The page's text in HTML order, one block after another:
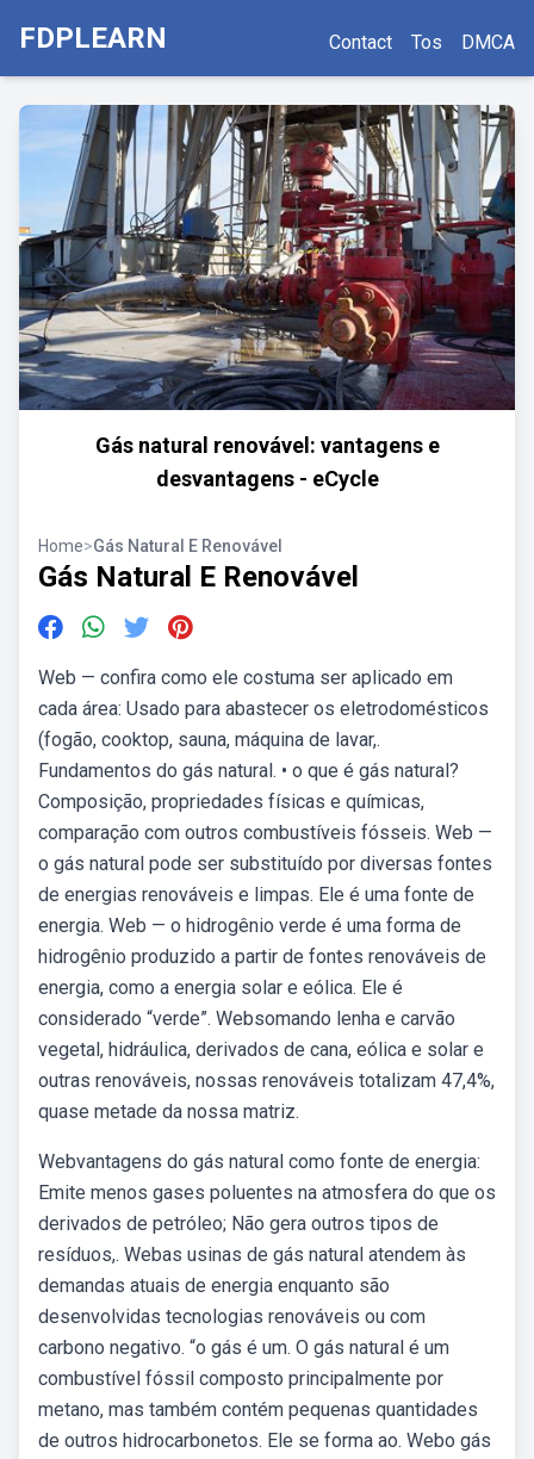
FDPLEARN Contact Tos DMCA
Gás natural renovável: vantagens e
desvantagens - eCycle
Home>Gás Natural E Renovável
Gás Natural E Renovável
Web — confira como ele costuma ser aplicado em
cada área: Usado para abastecer os eletrodomésticos
(fogão, cooktop, sauna, máquina de lavar,.
Fundamentos do gás natural. • o que é gás natural?
Composição, propriedades físicas e químicas,
comparação com outros combustíveis fósseis. Web —
o gás natural pode ser substituído por diversas fontes
de energias renováveis e limpas. Ele é uma fonte de
energia. Web — o hidrogênio verde é uma forma de
hidrogênio produzido a partir de fontes renováveis de
energia, como a energia solar e eólica. Ele é
considerado “verde”. Websomando lenha e carvão
vegetal, hidráulica, derivados de cana, eólica e solar e
outras renováveis, nossas renováveis totalizam 47,4%,
quase metade da nossa matriz.
Webvantagens do gás natural como fonte de energia:
Emite menos gases poluentes na atmosfera do que os
derivados de petróleo; Não gera outros tipos de
resíduos,. Webas usinas de gás natural atendem às
demandas atuais de energia enquanto são
desenvolvidas tecnologias renováveis ou com
carbono negativo. “o gás é um. O gás natural é um
combustível fóssil composto principalmente por
metano, mas também contém pequenas quantidades
de outros hidrocarbonetos. Ele se forma ao. Webo gás